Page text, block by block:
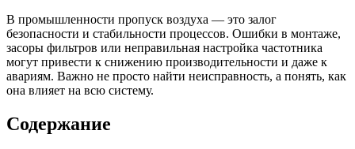
В промышленности пропуск воздуха — это залог
безопасности и стабильности процессов. Ошибки в монтаже,
засоры фильтров или неправильная настройка частотника
могут привести к снижению производительности и даже к
авариям. Важно не просто найти неисправность, а понять, как
она влияет на всю систему.
Содержание